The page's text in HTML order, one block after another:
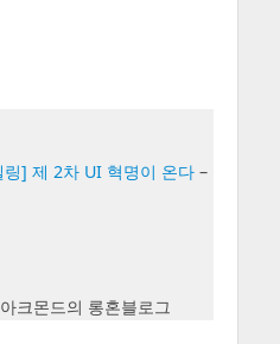
] 제 2차 UI 혁명이 온다–
크몬드의 롱혼블로그